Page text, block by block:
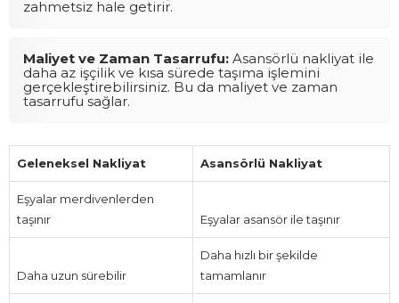
zahmetsiz hale getirir.
Maliyet ve Zaman Tasarrufu: Asansörlü nakliyat ile
daha az işçilik ve kısa sürede taşıma işlemini
gerçekleştirebilirsiniz. Bu da maliyet ve zaman
tasarrufu sağlar.
Geleneksel Nakliyat Asansörlü Nakliyat
Eşyalar merdivenlerden
taşınır
Eşyalar asansör ile taşınır
Daha uzun sürebilir
Daha hızlı bir şekilde
tamamlanır